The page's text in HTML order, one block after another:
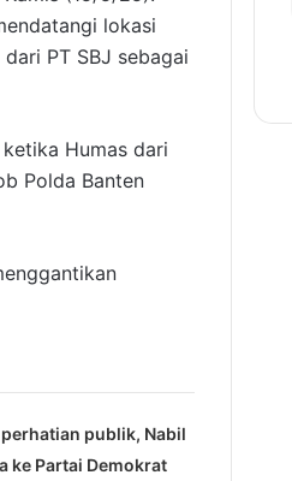
lokasi
PT SBJ sebagai
Humas dari
Polda Banten
publik, Nabil
ke Partai Demokrat